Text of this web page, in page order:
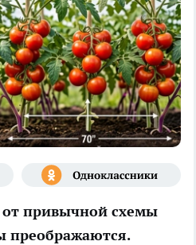
привычной схемы
преображаются.